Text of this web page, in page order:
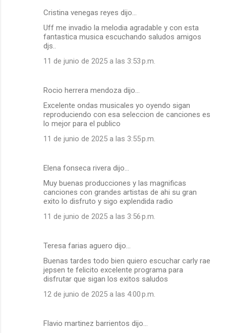
Cristina venegas reyes dijo…
Uff me invadio la melodia agradable y con esta
fantastica musica escuchando saludos amigos
djs..
11 de junio de 2025 a las 3:53 p.m.
Rocio herrera mendoza dijo…
Excelente ondas musicales yo oyendo sigan
reproduciendo con esa seleccion de canciones es
lo mejor para el publico
11 de junio de 2025 a las 3:55 p.m.
Elena fonseca rivera dijo…
Muy buenas producciones y las magnificas
canciones con grandes artistas de ahi su gran
exito lo disfruto y sigo explendida radio
11 de junio de 2025 a las 3:56 p.m.
Teresa farias aguero dijo…
Buenas tardes todo bien quiero escuchar carly rae
jepsen te felicito excelente programa para
disfrutar que sigan los exitos saludos
12 de junio de 2025 a las 4:00 p.m.
Flavio martinez barrientos dijo…